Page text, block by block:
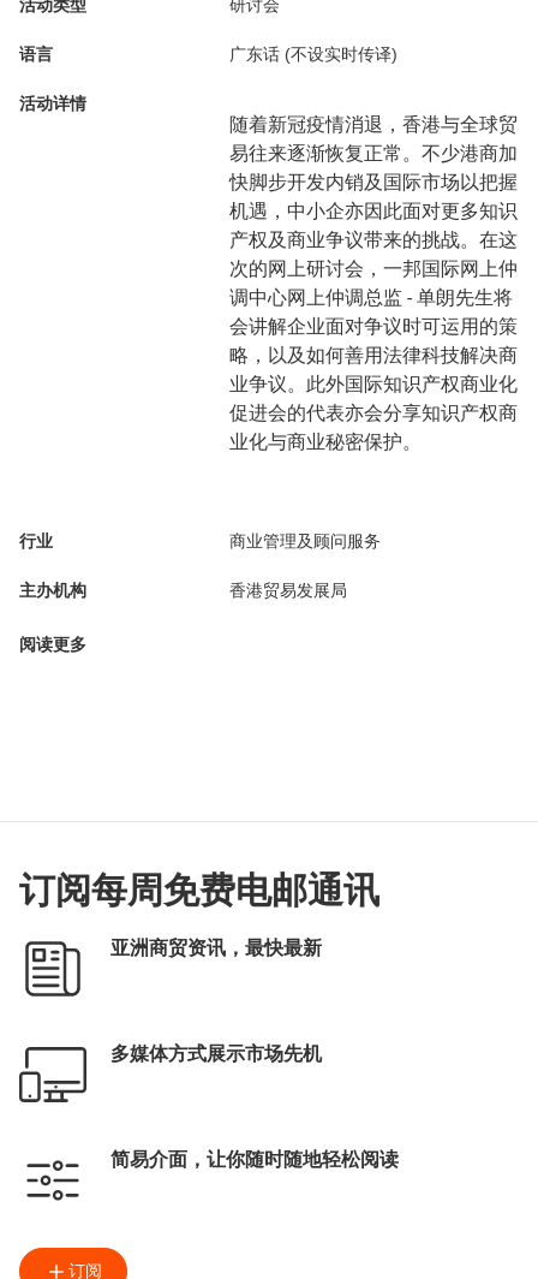
活动类型 研讨会
语言 广东话 (不设实时传译)
活动详情
随着新冠疫情消退，香港与全球贸
易往来逐渐恢复正常。不少港商加
快脚步开发内销及国际市场以把握
机遇，中小企亦因此面对更多知识
产权及商业争议带来的挑战。在这
次的网上研讨会，一邦国际网上仲
调中心网上仲调总监 - 单朗先生将
会讲解企业面对争议时可运用的策
略，以及如何善用法律科技解决商
业争议。此外国际知识产权商业化
促进会的代表亦会分享知识产权商
业化与商业秘密保护。
行业 商业管理及顾问服务
主办机构 香港贸易发展局
阅读更多
订阅每周免费电邮通讯
亚洲商贸资讯，最快最新
多媒体方式展示市场先机
简易介面，让你随时随地轻松阅读
订阅